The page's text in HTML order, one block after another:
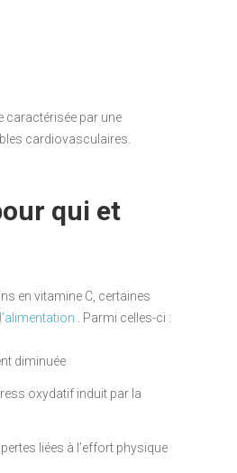
caractérisée par une
cardiovasculaires.
qui et
en vitamine C, certaines
. Parmi celles-ci :
diminuée
oxydatif induit par la
liées à l’effort physique